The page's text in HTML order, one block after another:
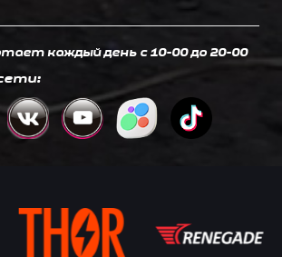
каждый день c 10-00 до 20-00